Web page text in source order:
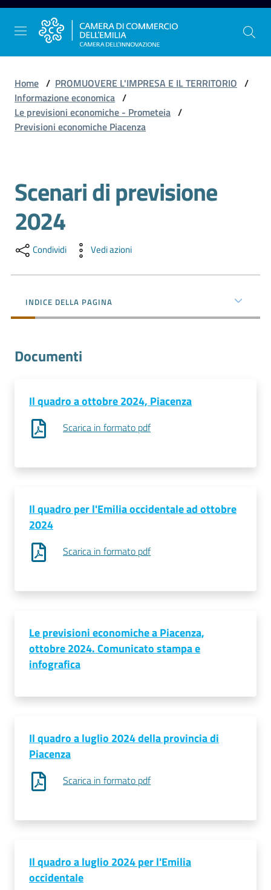
Vai al contenuto
Vai alla navigazione
Vai al footer
La
Gestire
l'impresa
l'impresa
territorio
Consumatore
digitale
on line
Pagamenti
on line
Accedi
Registrati
Seguici
Home / PROMUOVERE L'IMPRESA E IL TERRITORIO /
Informazione economica /
Le previsioni economiche - Prometeia /
Previsioni economiche Piacenza
Salta al contenuto
Scenari di previsione
2024
Condividi Vedi azioni
INDICE DELLA PAGINA
Documenti
Il quadro a ottobre 2024, Piacenza
Scarica in formato pdf
Il quadro per l'Emilia occidentale ad ottobre
2024
Scarica in formato pdf
Le previsioni economiche a Piacenza,
ottobre 2024. Comunicato stampa e
infografica
Il quadro a luglio 2024 della provincia di
Piacenza
Scarica in formato pdf
Il quadro a luglio 2024 per l'Emilia
occidentale